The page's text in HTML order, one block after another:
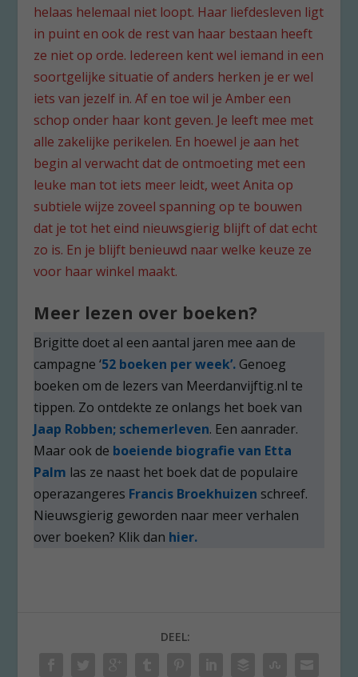
helaas helemaal niet loopt. Haar liefdesleven ligt
in puint en ook de rest van haar bestaan heeft
ze niet op orde. Iedereen kent wel iemand in een
soortgelijke situatie of anders herken je er wel
iets van jezelf in. Af en toe wil je Amber een
schop onder haar kont geven. Je leeft mee met
alle zakelijke perikelen. En hoewel je aan het
begin al verwacht dat de ontmoeting met een
leuke man tot iets meer leidt, weet Anita op
subtiele wijze zoveel spanning op te bouwen
dat je tot het eind nieuwsgierig blijft of dat echt
zo is. En je blijft benieuwd naar welke keuze ze
voor haar winkel maakt.
Meer lezen over boeken?
Brigitte doet al een aantal jaren mee aan de
campagne ‘52 boeken per week’. Genoeg
boeken om de lezers van Meerdanvijftig.nl te
tippen. Zo ontdekte ze onlangs het boek van
Jaap Robben; schemerleven. Een aanrader.
Maar ook de boeiende biografie van Etta
Palm las ze naast het boek dat de populaire
operazangeres Francis Broekhuizen schreef.
Nieuwsgierig geworden naar meer verhalen
over boeken? Klik dan hier.
DEEL: